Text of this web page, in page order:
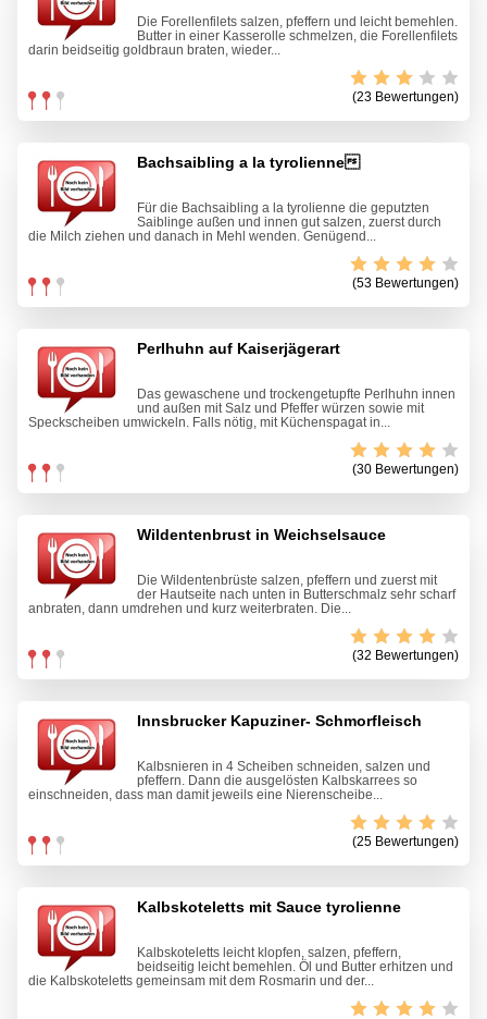
Die Forellenfilets salzen, pfeffern und leicht bemehlen.
Butter in einer Kasserolle schmelzen, die Forellenfilets
darin beidseitig goldbraun braten, wieder...
(23 Bewertungen)
Bachsaibling a la tyrolienne
Für die Bachsaibling a la tyrolienne die geputzten
Saiblinge außen und innen gut salzen, zuerst durch
die Milch ziehen und danach in Mehl wenden. Genügend...
(53 Bewertungen)
Perlhuhn auf Kaiserjägerart
Das gewaschene und trockengetupfte Perlhuhn innen
und außen mit Salz und Pfeffer würzen sowie mit
Speckscheiben umwickeln. Falls nötig, mit Küchenspagat in...
(30 Bewertungen)
Wildentenbrust in Weichselsauce
Die Wildentenbrüste salzen, pfeffern und zuerst mit
der Hautseite nach unten in Butterschmalz sehr scharf
anbraten, dann umdrehen und kurz weiterbraten. Die...
(32 Bewertungen)
Innsbrucker Kapuziner- Schmorfleisch
Kalbsnieren in 4 Scheiben schneiden, salzen und
pfeffern. Dann die ausgelösten Kalbskarrees so
einschneiden, dass man damit jeweils eine Nierenscheibe...
(25 Bewertungen)
Kalbskoteletts mit Sauce tyrolienne
Kalbskoteletts leicht klopfen, salzen, pfeffern,
beidseitig leicht bemehlen. Öl und Butter erhitzen und
die Kalbskoteletts gemeinsam mit dem Rosmarin und der...